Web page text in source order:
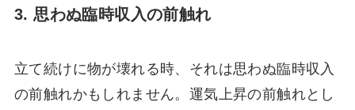
3. 思わぬ臨時収入の前触れ
立て続けに物が壊れる時、それは思わぬ臨時収入
の前触れかもしれません。運気上昇の前触れとし